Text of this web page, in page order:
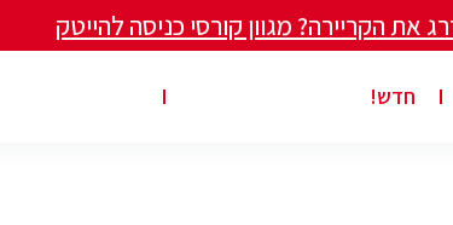
את הקריירה? מגוון קורסי כניסה להייטק
חדש!